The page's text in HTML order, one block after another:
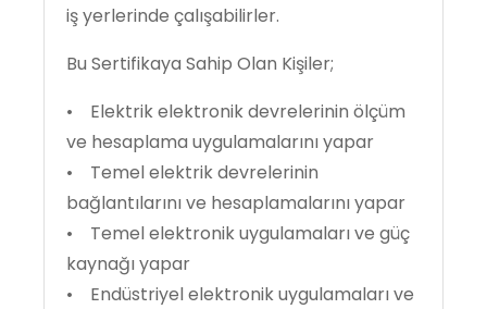
iş yerlerinde çalışabilirler.
Bu Sertifikaya Sahip Olan Kişiler;
• Elektrik elektronik devrelerinin ölçüm
ve hesaplama uygulamalarını yapar
• Temel elektrik devrelerinin
bağlantılarını ve hesaplamalarını yapar
• Temel elektronik uygulamaları ve güç
kaynağı yapar
• Endüstriyel elektronik uygulamaları ve